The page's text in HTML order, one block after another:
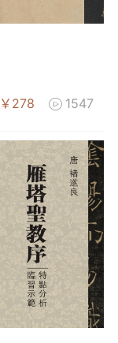
￥278  1547